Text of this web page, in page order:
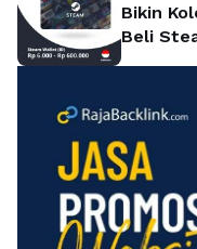
Bikin
Beli